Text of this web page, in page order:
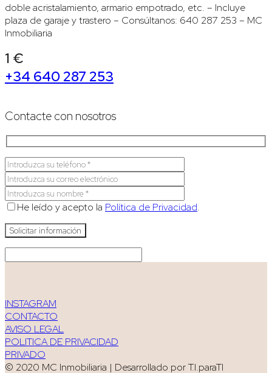
doble acristalamiento, armario empotrado, etc. – Incluye
plaza de garaje y trastero – Consúltanos: 640 287 253 – MC
Inmobiliaria
1 €
+34 640 287 253
Contacte con nosotros
He leído y acepto la Política de Privacidad.
INSTAGRAM
CONTACTO
AVISO LEGAL
POLITICA DE PRIVACIDAD
PRIVADO
© 2020 MC Inmobiliaria | Desarrollado por T.I.paraTI